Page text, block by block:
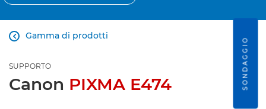
Gamma di prodotti

SUPPORTO
Canon PIXMA E474 SONDAGGIO